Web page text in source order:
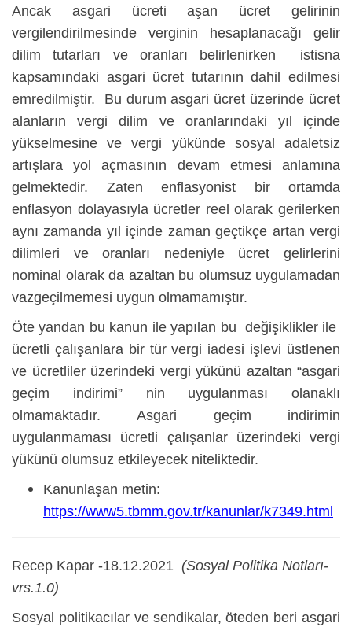
Ancak asgari ücreti aşan ücret gelirinin
vergilendirilmesinde verginin hesaplanacağı gelir
dilim tutarları ve oranları belirlenirken istisna
kapsamındaki asgari ücret tutarının dahil edilmesi
emredilmiştir. Bu durum asgari ücret üzerinde ücret
alanların vergi dilim ve oranlarındaki yıl içinde
yükselmesine ve vergi yükünde sosyal adaletsiz
artışlara yol açmasının devam etmesi anlamına
gelmektedir. Zaten enflasyonist bir ortamda
enflasyon dolayasıyla ücretler reel olarak gerilerken
aynı zamanda yıl içinde zaman geçtikçe artan vergi
dilimleri ve oranları nedeniyle ücret gelirlerini
nominal olarak da azaltan bu olumsuz uygulamadan
vazgeçilmemesi uygun olmamamıştır.
Öte yandan bu kanun ile yapılan bu değişiklikler ile
ücretli çalışanlara bir tür vergi iadesi işlevi üstlenen
ve ücretliler üzerindeki vergi yükünü azaltan “asgari
geçim indirimi” nin uygulanması olanaklı
olmamaktadır. Asgari geçim indirimin
uygulanmaması ücretli çalışanlar üzerindeki vergi
yükünü olumsuz etkileyecek niteliktedir.
Kanunlaşan metin:
https://www5.tbmm.gov.tr/kanunlar/k7349.html
Recep Kapar -18.12.2021 (Sosyal Politika Notları-
vrs.1.0)
Sosyal politikacılar ve sendikalar, öteden beri asgari